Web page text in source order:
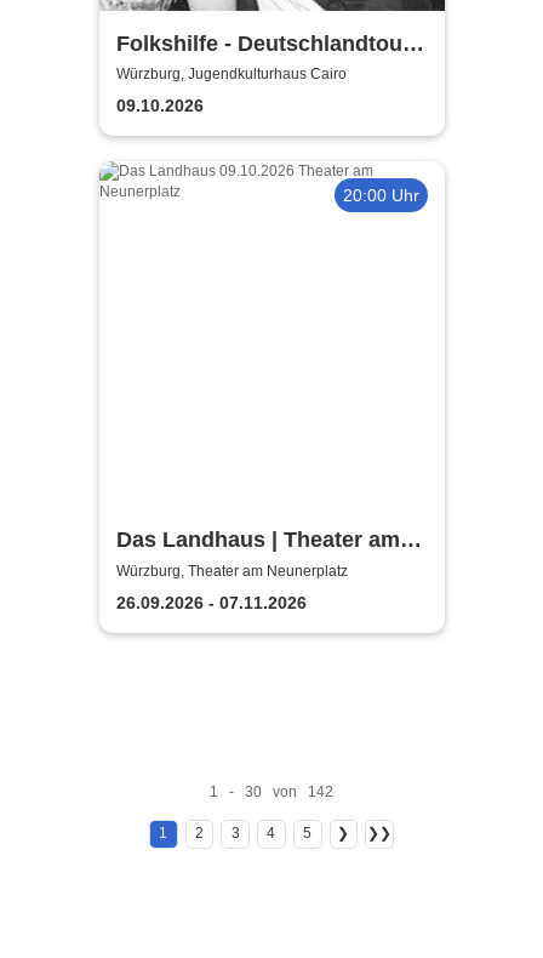
Folkshilfe - Deutschlandtour
2026/2027
Würzburg, Jugendkulturhaus Cairo
09.10.2026
20:00 Uhr
Das Landhaus | Theater am
Neunerplatz
Würzburg, Theater am Neunerplatz
26.09.2026 - 07.11.2026
1 - 30 von 142
1 2 3 4 5 ❯ ❯❯